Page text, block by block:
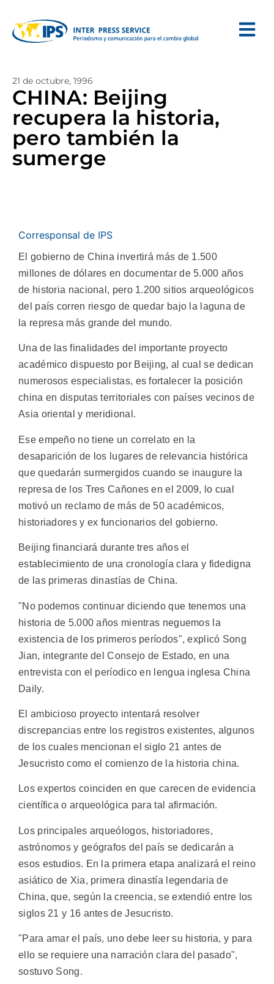
21 de octubre, 1996
CHINA: Beijing
recupera la historia,
pero también la
sumerge
Corresponsal de IPS
El gobierno de China invertirá más de 1.500
millones de dólares en documentar de 5.000 años
de historia nacional, pero 1.200 sitios arqueológicos
del país corren riesgo de quedar bajo la laguna de
la represa más grande del mundo.
Una de las finalidades del importante proyecto
académico dispuesto por Beijing, al cual se dedican
numerosos especialistas, es fortalecer la posición
china en disputas territoriales con países vecinos de
Asia oriental y meridional.
Ese empeño no tiene un correlato en la
desaparición de los lugares de relevancia histórica
que quedarán surmergidos cuando se inaugure la
represa de los Tres Cañones en el 2009, lo cual
motivó un reclamo de más de 50 académicos,
historiadores y ex funcionarios del gobierno.
Beijing financiará durante tres años el
establecimiento de una cronología clara y fidedigna
de las primeras dinastías de China.
"No podemos continuar diciendo que tenemos una
historia de 5.000 años mientras neguemos la
existencia de los primeros períodos", explicó Song
Jian, integrante del Consejo de Estado, en una
entrevista con el períodico en lengua inglesa China
Daily.
El ambicioso proyecto intentará resolver
discrepancias entre los registros existentes, algunos
de los cuales mencionan el siglo 21 antes de
Jesucristo como el comienzo de la historia china.
Los expertos coinciden en que carecen de evidencia
científica o arqueológica para tal afirmación.
Los principales arqueólogos, historiadores,
astrónomos y geógrafos del país se dedicarán a
esos estudios. En la primera etapa analizará el reino
asiático de Xia, primera dinastía legendaria de
China, que, según la creencia, se extendió entre los
siglos 21 y 16 antes de Jesucristo.
"Para amar el país, uno debe leer su historia, y para
ello se requiere una narración clara del pasado",
sostuvo Song.